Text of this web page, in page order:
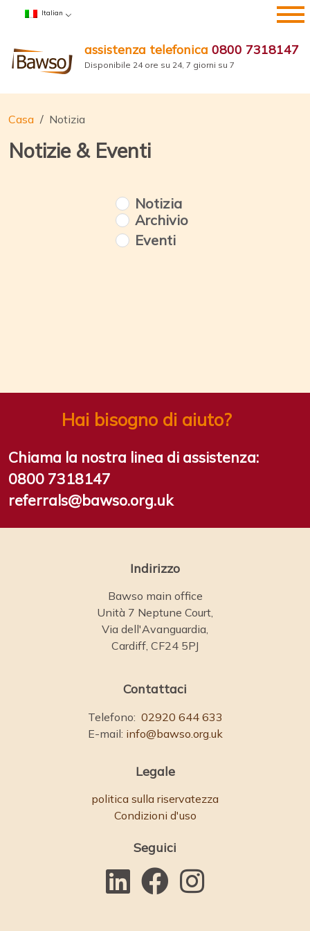
Salta
Italian
assistenza telefonica 0800 7318147
Disponibile 24 ore su 24, 7 giorni su 7
Casa Notizia
Notizie & Eventi
Notizia
Archivio
Eventi
Hai bisogno di aiuto?
Chiama la nostra linea di assistenza:
0800 7318147
referrals@bawso.org.uk
Indirizzo
Bawso main office
Unità 7 Neptune Court,
Via dell'Avanguardia,
Cardiff, CF24 5PJ
Contattaci
Telefono: 02920 644 633
E-mail: info@bawso.org.uk
Legale
politica sulla riservatezza
Condizioni d'uso
Seguici